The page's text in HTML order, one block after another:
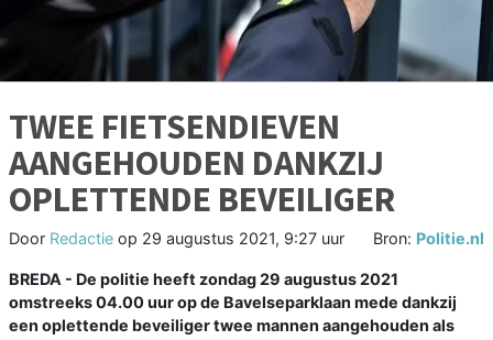
TWEE FIETSENDIEVEN
AANGEHOUDEN DANKZIJ
OPLETTENDE BEVEILIGER
Door Redactie op 29 augustus 2021, 9:27 uur Bron: Politie.nl
BREDA - De politie heeft zondag 29 augustus 2021
omstreeks 04.00 uur op de Bavelseparklaan mede dankzij
een oplettende beveiliger twee mannen aangehouden als